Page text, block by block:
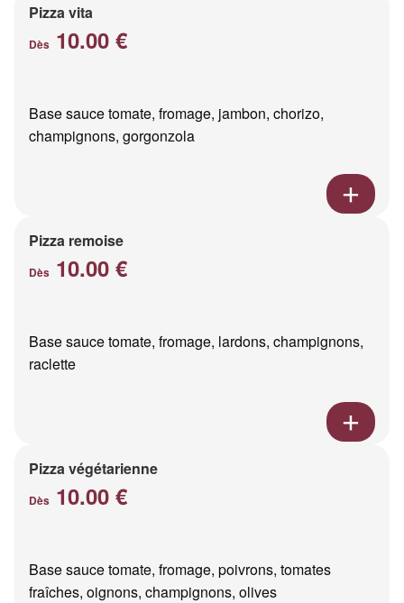
Pizza vita
Dès 10.00 €
Base sauce tomate, fromage, jambon, chorizo,
champignons, gorgonzola
Pizza remoise
Dès 10.00 €
Base sauce tomate, fromage, lardons, champignons,
raclette
Pizza végétarienne
Dès 10.00 €
Base sauce tomate, fromage, poivrons, tomates
fraîches, oignons, champignons, olives